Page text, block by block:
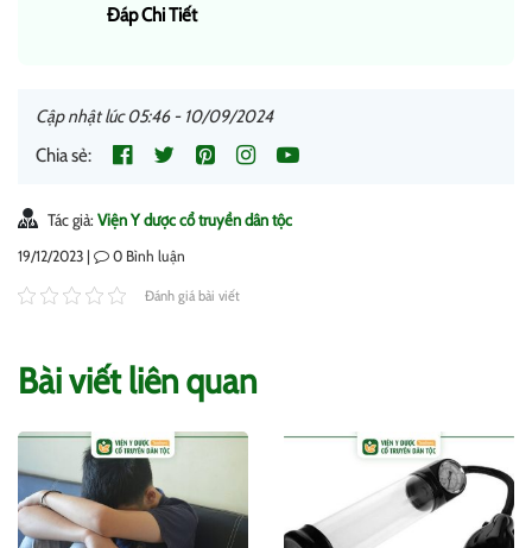
Đáp Chi Tiết
Cập nhật lúc 05:46 - 10/09/2024
Chia sẻ:
Tác giả: Viện Y dược cổ truyền dân tộc
19/12/2023 | 0 Bình luận
Đánh giá bài viết
Bài viết liên quan